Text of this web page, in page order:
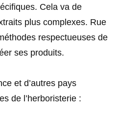
Cela va de
plus complexes. Rue
respectueuses de
ses produits.
et d’autres pays
de l’herboristerie :